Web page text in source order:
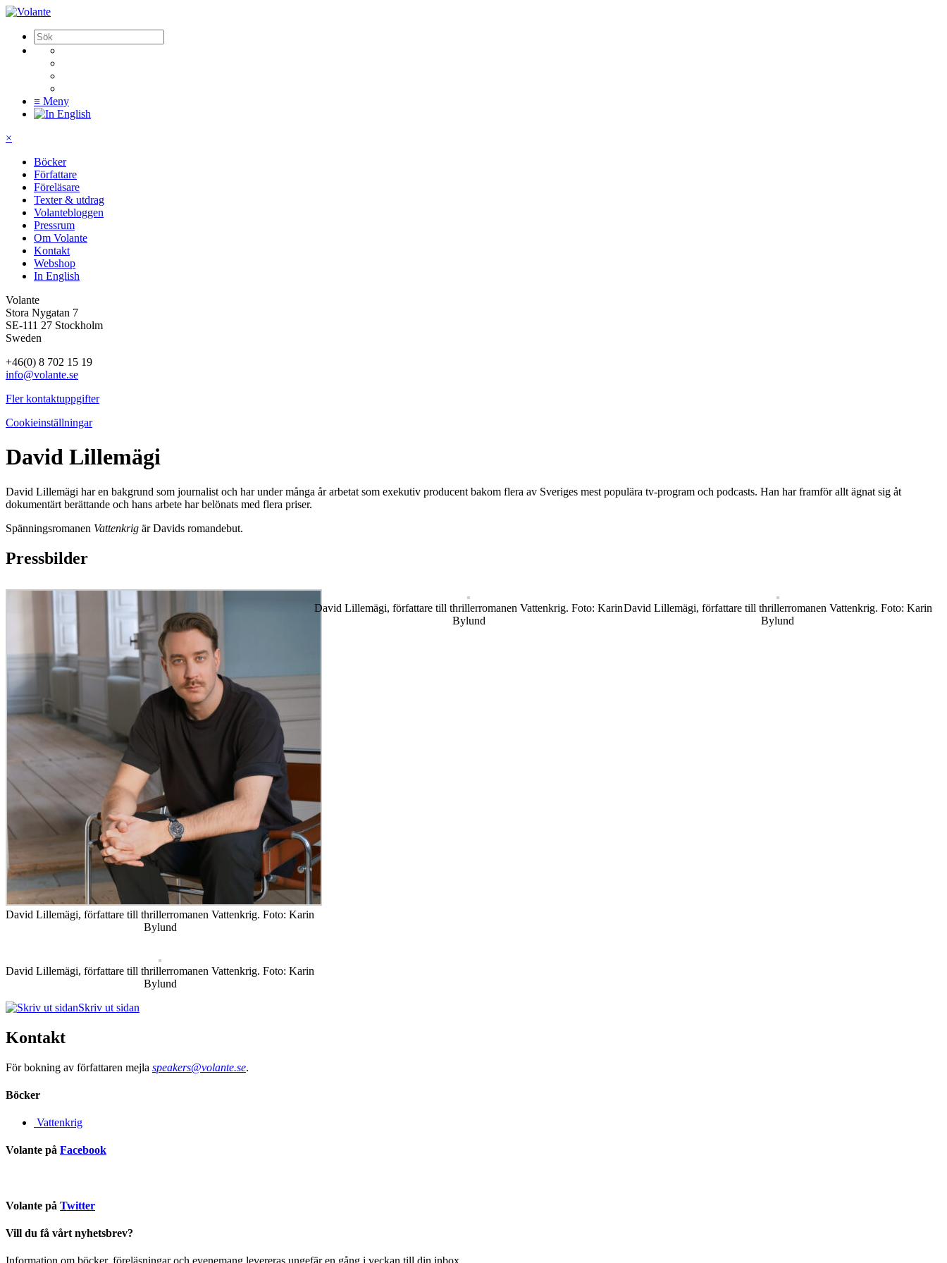
≡ Meny
×
Böcker
Författare
Föreläsare
Texter & utdrag
Volantebloggen
Pressrum
Om Volante
Kontakt
Webshop
In English
Volante
Stora Nygatan 7
SE-111 27 Stockholm
Sweden
+46(0) 8 702 15 19
info@volante.se
Fler kontaktuppgifter
Cookieinställningar
David Lillemägi
David Lillemägi har en bakgrund som journalist och har under många år arbetat som exekutiv producent bakom flera av Sveriges mest populära tv-program och podcasts. Han har framför allt ägnat sig åt
dokumentärt berättande och hans arbete har belönats med flera priser.
Spänningsromanen Vattenkrig är Davids romandebut.
Pressbilder
David Lillemägi, författare till thrillerromanen Vattenkrig. Foto: Karin
Bylund
David Lillemägi, författare till thrillerromanen Vattenkrig. Foto: Karin
Bylund
David Lillemägi, författare till thrillerromanen Vattenkrig. Foto: Karin
Bylund
David Lillemägi, författare till thrillerromanen Vattenkrig. Foto: Karin
Bylund
Skriv ut sidan
Kontakt
För bokning av författaren mejla speakers@volante.se.
Böcker
Vattenkrig
Volante på Facebook
Volante på Twitter
Vill du få vårt nyhetsbrev?